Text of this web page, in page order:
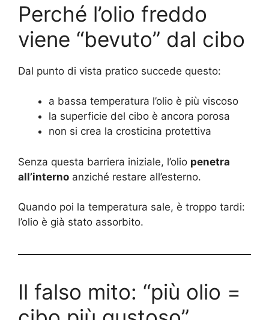
Perché l’olio freddo
viene “bevuto” dal cibo
Dal punto di vista pratico succede questo:
a bassa temperatura l’olio è più viscoso
la superficie del cibo è ancora porosa
non si crea la crosticina protettiva
Senza questa barriera iniziale, l’olio penetra
all’interno anziché restare all’esterno.
Quando poi la temperatura sale, è troppo tardi:
l’olio è già stato assorbito.
Il falso mito: “più olio =